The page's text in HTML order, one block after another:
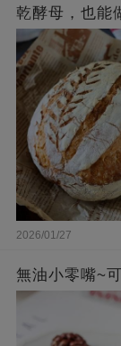
乾酵母，也能
2026/01/27
無油小零嘴~